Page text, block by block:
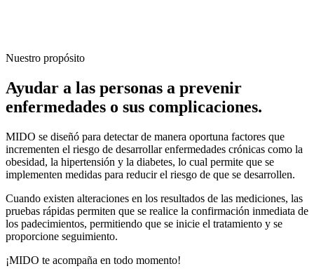
Nuestro propósito
Ayudar a las personas a prevenir
enfermedades o sus complicaciones.
MIDO se diseñó para detectar de manera oportuna factores que
incrementen el riesgo de desarrollar enfermedades crónicas como la
obesidad, la hipertensión y la diabetes, lo cual permite que se
implementen medidas para reducir el riesgo de que se desarrollen.
Cuando existen alteraciones en los resultados de las mediciones, las
pruebas rápidas permiten que se realice la confirmación inmediata de
los padecimientos, permitiendo que se inicie el tratamiento y se
proporcione seguimiento.
¡MIDO te acompaña en todo momento!